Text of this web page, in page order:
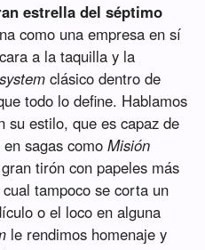
estrella del séptimo
como una empresa en sí
a la taquilla y la
clásico dentro de
todo lo define. Hablamos
su estilo, que es capaz de
en sagas comoMisión
tirón con papeles más
tampoco se corta un
o el loco en alguna
le rendimos homenaje y